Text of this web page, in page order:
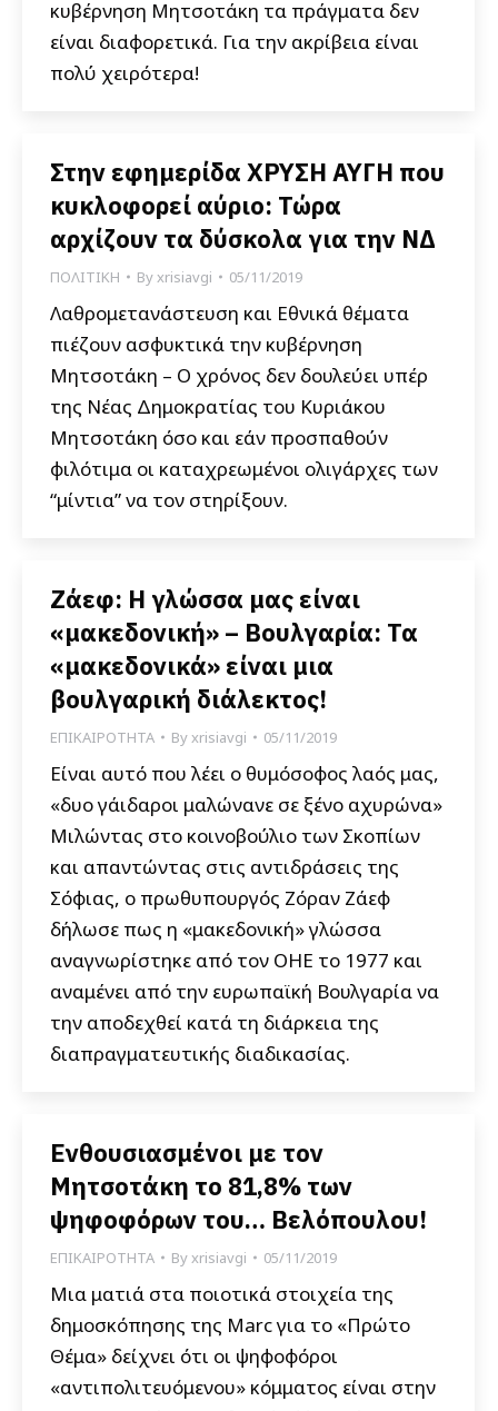
κυβέρνηση Μητσοτάκη τα πράγματα δεν
είναι διαφορετικά. Για την ακρίβεια είναι
πολύ χειρότερα!
Στην εφημερίδα ΧΡΥΣΗ ΑΥΓΗ που
κυκλοφορεί αύριο: Τώρα
αρχίζουν τα δύσκολα για την ΝΔ
ΠΟΛΙΤΙΚΗ Byxrisiavgi 05/11/2019
Λαθρομετανάστευση και Εθνικά θέματα
πιέζουν ασφυκτικά την κυβέρνηση
Μητσοτάκη – Ο χρόνος δεν δουλεύει υπέρ
της Νέας Δημοκρατίας του Κυριάκου
Μητσοτάκη όσο και εάν προσπαθούν
φιλότιμα οι καταχρεωμένοι ολιγάρχες των
“μίντια” να τον στηρίξουν.
Ζάεφ: Η γλώσσα μας είναι
«μακεδονική» – Βουλγαρία: Τα
«μακεδονικά» είναι μια
βουλγαρική διάλεκτος!
ΕΠΙΚΑΙΡΟΤΗΤΑ Byxrisiavgi 05/11/2019
Είναι αυτό που λέει ο θυμόσοφος λαός μας,
«δυο γάιδαροι μαλώνανε σε ξένο αχυρώνα»
Μιλώντας στο κοινοβούλιο των Σκοπίων
και απαντώντας στις αντιδράσεις της
Σόφιας, ο πρωθυπουργός Ζόραν Ζάεφ
δήλωσε πως η «μακεδονική» γλώσσα
αναγνωρίστηκε από τον ΟΗΕ το 1977 και
αναμένει από την ευρωπαϊκή Βουλγαρία να
την αποδεχθεί κατά τη διάρκεια της
διαπραγματευτικής διαδικασίας.
Ενθουσιασμένοι με τον
Μητσοτάκη το 81,8% των
ψηφοφόρων του… Βελόπουλου!
ΕΠΙΚΑΙΡΟΤΗΤΑ Byxrisiavgi 05/11/2019
Μια ματιά στα ποιοτικά στοιχεία της
δημοσκόπησης της Marc για το «Πρώτο
Θέμα» δείχνει ότι οι ψηφοφόροι
«αντιπολιτευόμενου» κόμματος είναι στην